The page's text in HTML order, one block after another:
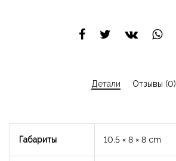
Детали Отзывы (0)
Габариты 10.5 × 8 × 8 cm